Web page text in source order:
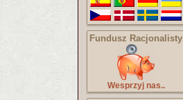
Fundusz Racjonalisty
Wesprzyj nas..